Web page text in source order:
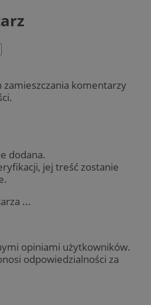
komentarzy
dodana.
jej treść zostanie
...
opiniami użytkowników.
odpowiedzialności za